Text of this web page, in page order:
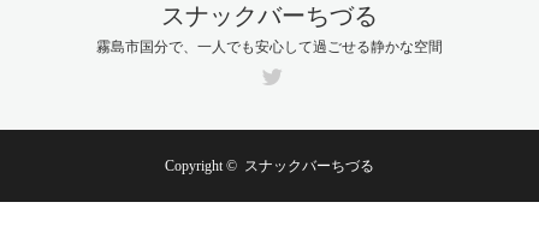
スナックバーちづる
霧島市国分で、一人でも安心して過ごせる静かな空間
Copyright © スナックバーちづる